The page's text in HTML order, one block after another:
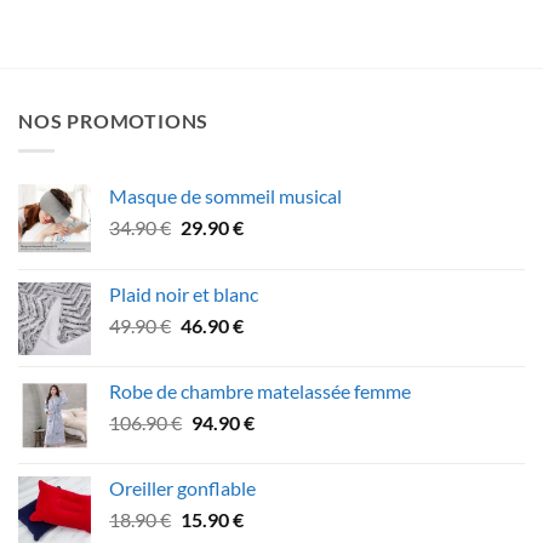
NOS PROMOTIONS
Masque de sommeil musical
34.90€ Le
était :
34.90 €.
29.90€Le
est :
29.90 €.
Plaid noir et blanc
49.90€ Le
était :
49.90 €.
46.90€Le
est :
46.90 €.
Robe de chambre matelassée femme
106.90€ Le
était :
106.90 €.
94.90€Le
est :
Oreiller gonflable
18.90€ Le
15.90€Le